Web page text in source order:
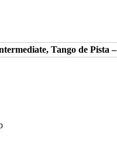
Tango de